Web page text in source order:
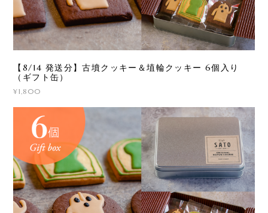
【8/14 発送分】古墳クッキー＆埴輪クッキー 6個入り
（ギフト缶）
¥1,800